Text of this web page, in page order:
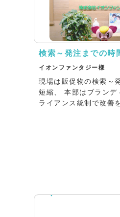
検索～発注までの時
イオンファンタジー様
現場は販促物の検索～
短縮、 本部はブランデ
ライアンス統制で改善